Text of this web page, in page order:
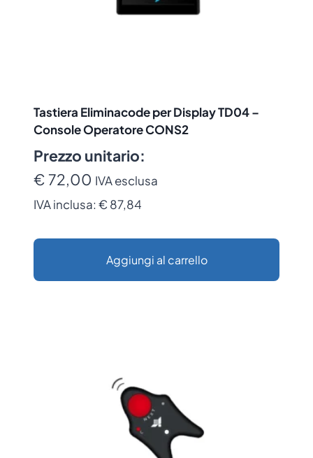
Tastiera Eliminacode per Display TD04 –
Console Operatore CONS2
Prezzo unitario:
€ 72,00 IVA esclusa
IVA inclusa: € 87,84
Aggiungi al carrello